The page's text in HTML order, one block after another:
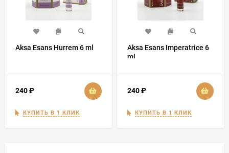
Aksa Esans Hurrem 6 ml
240₽
КУПИТЬ В 1 КЛИК
Aksa Esans Imperatrice 6
ml
240₽
КУПИТЬ В 1 КЛИК